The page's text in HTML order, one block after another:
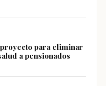
para eliminar
a pensionados